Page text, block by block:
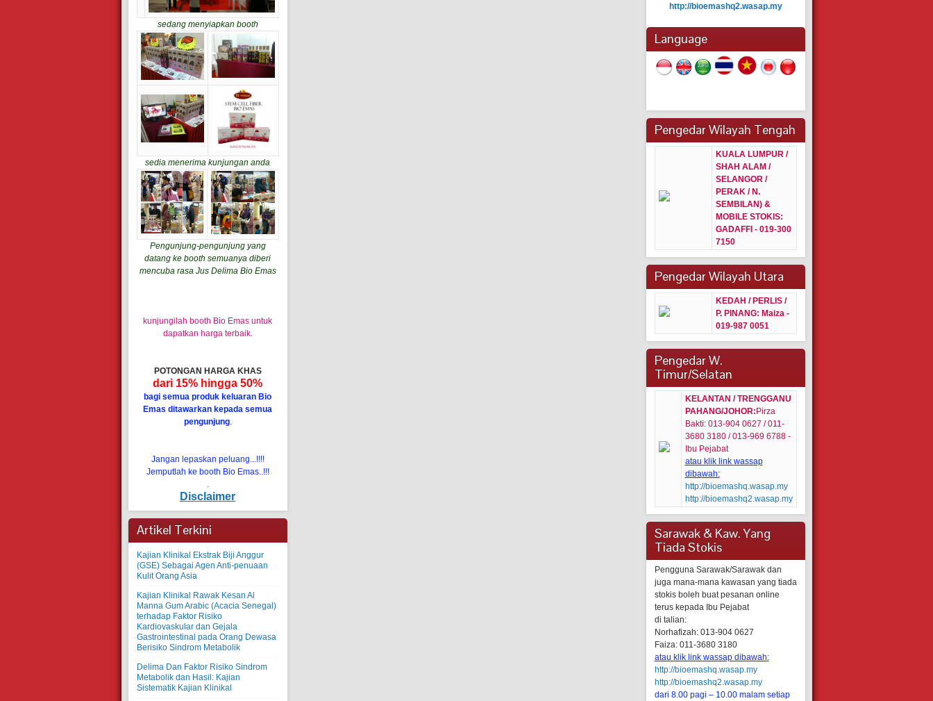
sedang menyiapkan booth
sedia menerima kunjungan anda
Pengunjung-pengunjung yang
datang ke booth semuanya diberi
mencuba rasa Jus Delima Bio Emas
kunjungilah booth Bio Emas untuk
dapatkan harga terbaik.
POTONGAN HARGA KHAS
dari 15% hingga 50%
bagi semua produk keluaran Bio
Emas ditawarkan kepada semua
pengunjung.
Jangan lepaskan peluang...!!!!
Jemputlah ke booth Bio Emas..!!!
.
Disclaimer
Artikel Terkini
Kajian Klinikal Ekstrak Biji Anggur
(GSE) Sebagai Agen Anti-penuaan
Kulit Orang Asia
Kajian Klinikal Rawak Kesan Al
Manna Gum Arabic (Acacia Senegal)
terhadap Faktor Risiko
Kardiovaskular dan Gejala
Gastrointestinal pada Orang Dewasa
Berisiko Sindrom Metabolik
Delima Dan Faktor Risiko Sindrom
Metabolik dan Hasil: Kajian
Sistematik Kajian Klinikal
http://bioemashq2.wasap.my
Language
Pengedar Wilayah Tengah
KUALA LUMPUR /
SHAH ALAM /
SELANGOR /
PERAK / N.
SEMBILAN) &
MOBILE STOKIS:
GADAFFI - 019-300
7150
Pengedar Wilayah Utara
KEDAH / PERLIS /
P. PINANG: Maiza -
019-987 0051
Pengedar W.
Timur/Selatan
KELANTAN / TRENGGANU
PAHANG/JOHOR: Pirza
Bakti: 013-904 0627 / 011-
3680 3180 / 013-969 6788 -
Ibu Pejabat
atau klik link wassap
dibawah:
http://bioemashq.wasap.my
http://bioemashq2.wasap.my
Sarawak & Kaw. Yang
Tiada Stokis
Pengguna Sarawak/Sarawak dan
juga mana-mana kawasan yang tiada
stokis boleh buat pesanan online
terus kepada Ibu Pejabat
di talian:
Norhafizah: 013-904 0627
Faiza: 011-3680 3180
atau klik link wassap dibawah:
http://bioemashq.wasap.my
http://bioemashq2.wasap.my
dari 8.00 pagi – 10.00 malam setiap